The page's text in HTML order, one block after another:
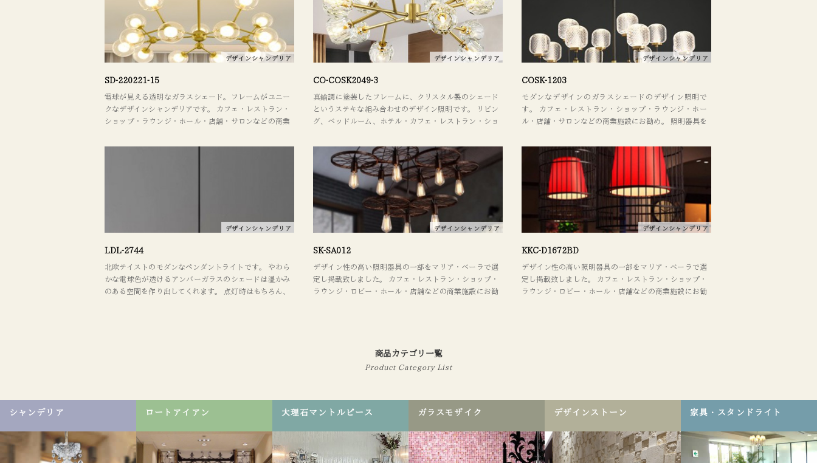
デザインシャンデリア
SD-220221-15
電球が見える透明なガラスシェード。フレームがユニー
クなデザインシャンデリアです。 カフェ・レストラン・
ショップ・ラウンジ・ホール・店舗・サロンなどの商業
イメージがガラッと変わります。 デザインやレイアウト
デザインシャンデリア
CO-COSK2049-3
真鍮調に塗装したフレームに、クリスタル製のシェード
というステキな組み合わせのデザイン照明です。 リビン
グ、ベッドルーム、ホテル・カフェ・レストラン・ショ
にお勧め。 照明器具を取り替えるだけでも、室内のイメ
ージがガラッと変わります。 デザインやレイアウトに関
してもお気軽にご相談ください。
デザインシャンデリア
COSK-1203
モダンなデザインのガラスシェードのデザイン照明で
す。 カフェ・レストラン・ショップ・ラウンジ・ホー
ル・店舗・サロンなどの商業施設にお勧め。 照明器具を
ます。 デザインやレイアウトに関してもお気軽にご相談
ください。 ネットショップ「BASE」で、ご購入いただ
けます。
デザインシャンデリア
LDL-2744
北欧テイストのモダンなペンダントライトです。 やわら
かな電球色が透けるアンバーガラスのシェードは温かみ
のある空間を作り出してくれます。 点灯時はもちろん、
デザインシャンデリア
SK-SA012
デザイン性の高い照明器具の一部をマリア・ベーラで選
定し掲載致しました。 カフェ・レストラン・ショップ・
ラウンジ・ロビー・ホール・店舗などの商業施設にお勧
デザインシャンデリア
KKC-D1672BD
デザイン性の高い照明器具の一部をマリア・ベーラで選
定し掲載致しました。 カフェ・レストラン・ショップ・
ラウンジ・ロビー・ホール・店舗などの商業施設にお勧
商品カテゴリ一覧
Product Category List
シャンデリア ロートアイアン 大理石マントルピース ガラスモザイク デザインストーン 家具・スタンドライト